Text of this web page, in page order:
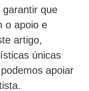
garantir que
o apoio e
artigo,
únicas
apoiar